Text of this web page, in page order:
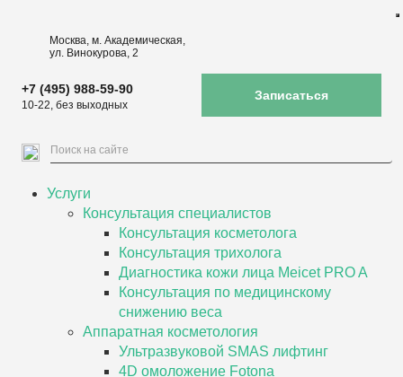
Москва, м. Академическая,
ул. Винокурова, 2
+7 (495) 988-59-90
10-22, без выходных
Записаться
Услуги
Консультация специалистов
Консультация косметолога
Консультация трихолога
Диагностика кожи лица Meicet PRO A
Консультация по медицинскому
снижению веса
Аппаратная косметология
Ультразвуковой SMAS лифтинг
4D омоложение Fotona